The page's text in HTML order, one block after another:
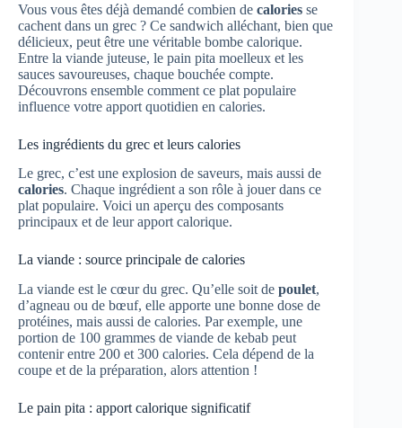
Vous vous êtes déjà demandé combien de calories se
cachent dans un grec ? Ce sandwich alléchant, bien que
délicieux, peut être une véritable bombe calorique.
Entre la viande juteuse, le pain pita moelleux et les
sauces savoureuses, chaque bouchée compte.
Découvrons ensemble comment ce plat populaire
influence votre apport quotidien en calories.
Les ingrédients du grec et leurs calories
Le grec, c’est une explosion de saveurs, mais aussi de
calories. Chaque ingrédient a son rôle à jouer dans ce
plat populaire. Voici un aperçu des composants
principaux et de leur apport calorique.
La viande : source principale de calories
La viande est le cœur du grec. Qu’elle soit de poulet,
d’agneau ou de bœuf, elle apporte une bonne dose de
protéines, mais aussi de calories. Par exemple, une
portion de 100 grammes de viande de kebab peut
contenir entre 200 et 300 calories. Cela dépend de la
coupe et de la préparation, alors attention !
Le pain pita : apport calorique significatif